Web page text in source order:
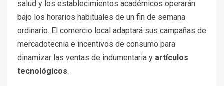
salud y los establecimientos académicos operarán
bajo los horarios habituales de un fin de semana
ordinario. El comercio local adaptará sus campañas de
mercadotecnia e incentivos de consumo para
dinamizar las ventas de indumentaria y artículos
tecnológicos.